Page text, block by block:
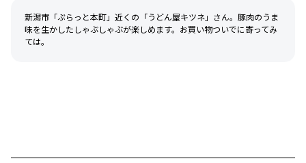
新潟市「ぷらっと本町」近くの「うどん屋キツネ」さん。豚肉のうま
味を生かしたしゃぶしゃぶが楽しめます。お買い物ついでに寄ってみ
ては。